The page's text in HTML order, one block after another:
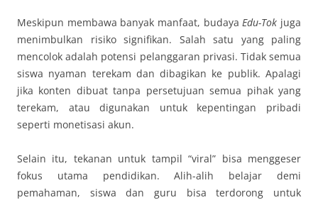
Meskipun membawa banyak manfaat, budayaEdu-Tok juga
menimbulkan risiko signifikan. Salah satu yang paling
mencolok adalah potensi pelanggaran privasi. Tidak semua
siswa nyaman terekam dan dibagikan ke publik. Apalagi
jika konten dibuat tanpa persetujuan semua pihak yang
terekam, atau digunakan untuk kepentingan pribadi
seperti monetisasi akun.
Selain itu, tekanan untuk tampil “viral” bisa menggeser
fokus utama pendidikan. Alih-alih belajar demi
pemahaman, siswa dan guru bisa terdorong untuk